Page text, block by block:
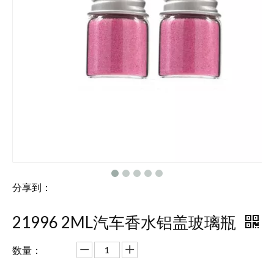
分享到：
21996 2ML汽车香水铝盖玻璃瓶
数量：